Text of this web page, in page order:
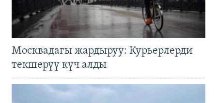
Москвадагы жардыруу: Курьерлерди
текшерүү күч алды